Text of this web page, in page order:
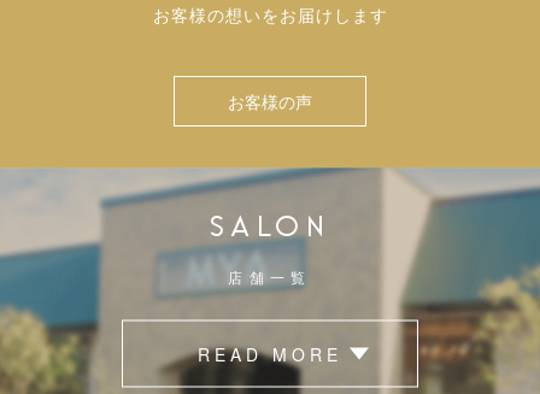
お客様の想いをお届けします
お客様の声
SALON
店舗一覧
READ MORE